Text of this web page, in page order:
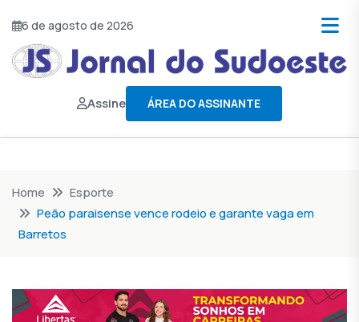
6 de agosto de 2026
Assine ÁREA DO ASSINANTE
Home
Esporte
Peão paraisense vence rodeio e garante vaga em
Barretos